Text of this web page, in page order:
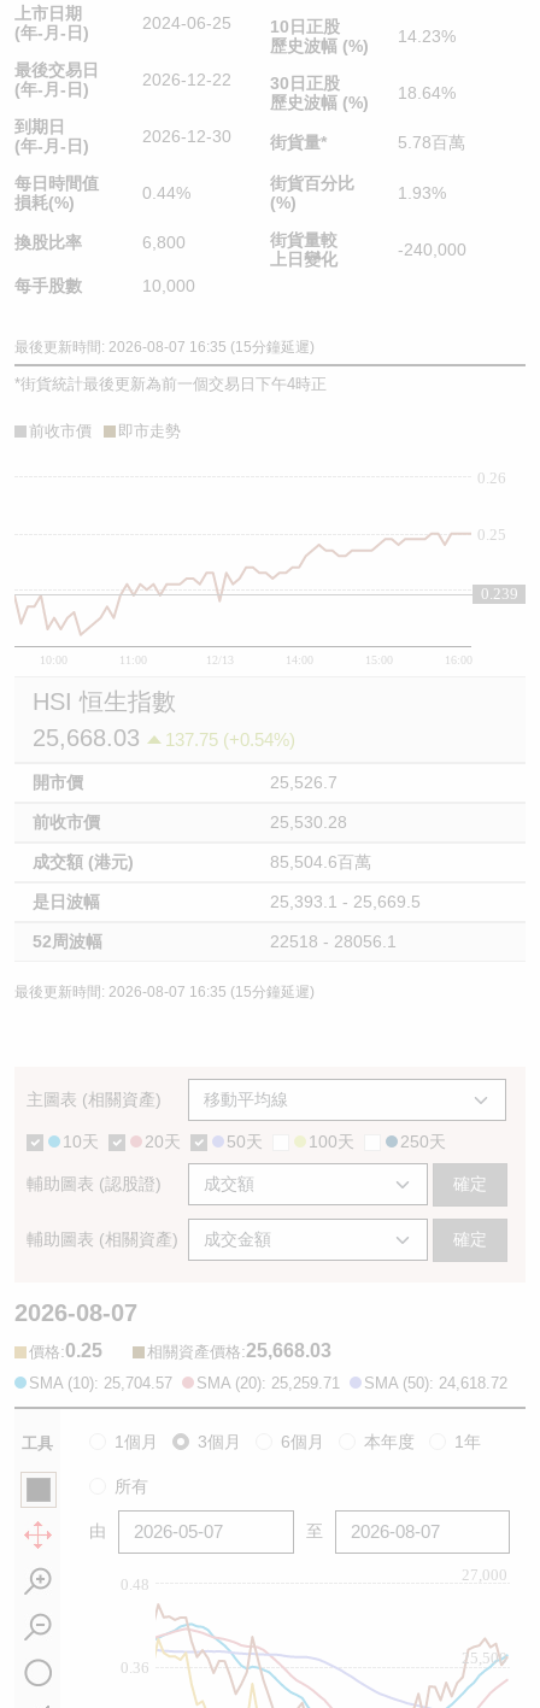
上市日期
(年-月-日)
2024-06-25
最後交易日
(年-月-日)
2026-12-22
到期日
(年-月-日)
2026-12-30
每日時間值
損耗(%)
0.44%
換股比率 6,800
每手股數 10,000
10日正股
歷史波幅 (%)
14.23%
30日正股
歷史波幅 (%)
18.64%
街貨量* 5.78百萬
街貨百分比
(%)
1.93%
街貨量較
上日變化
-240,000
最後更新時間: 2026-08-07 16:35 (15分鐘延遲)
*街貨統計最後更新為前一個交易日下午4時正
前收市價 即市走勢
10:00 11:00 12/13 14:00 15:00 16:00
0.24
0.25
0.26
0.239
HSI 恒生指數
25,668.03
137.75 (+0.54%)
開市價 25,526.7
前收市價 25,530.28
成交額 (港元) 85,504.6百萬
是日波幅 25,393.1 - 25,669.5
52周波幅 22518 - 28056.1
最後更新時間: 2026-08-07 16:35 (15分鐘延遲)
主圖表 (相關資產)
10天 20天 50天 100天 250天
輔助圖表 (認股證) 確定
輔助圖表 (相關資產) 確定
2026-08-07
價格:0.25 相關資產價格:25,668.03
SMA (10): 25,704.57 SMA (20): 25,259.71 SMA (50): 24,618.72
工具 1個月 3個月 6個月 本年度 1年
所有
由 至
0.36
0.48
27,000
25,500